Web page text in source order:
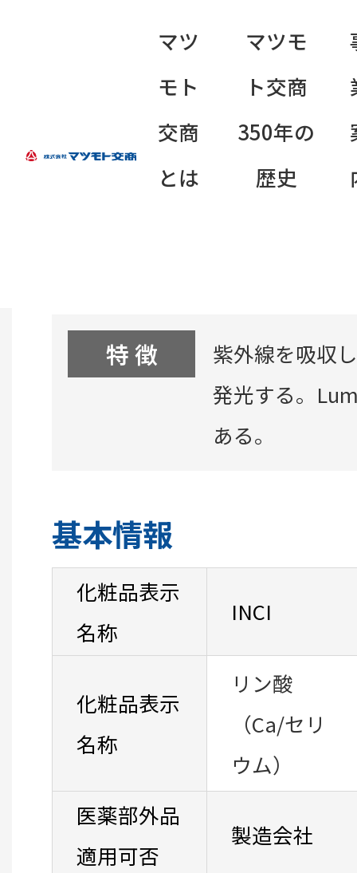
マツ
モト
交商
とは
マツモ
ト交商
350年の
歴史
商品名称
特 徴
紫外線を吸収
発光する。
ある。
基本情報
化粧品表示
名称
INCI
化粧品表示
名称
リン酸
（Ca/セリ
ウム）
医薬部外品
適用可否
製造会社